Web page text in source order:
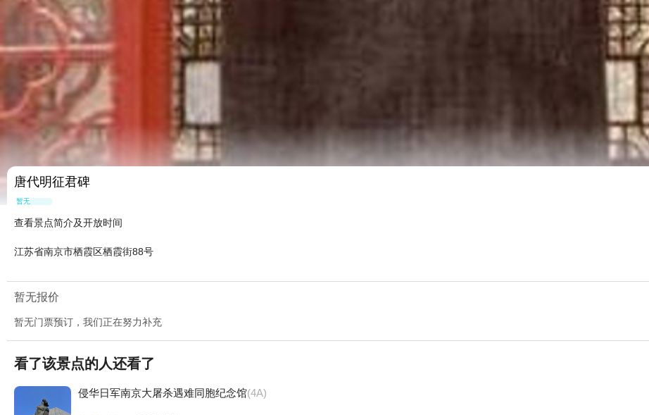
唐代明征君碑
暂无点评
查看景点简介及开放时间
江苏省南京市栖霞区栖霞街88号
暂无报价
暂无门票预订，我们正在努力补充
看了该景点的人还看了
侵华日军南京大屠杀遇难同胞纪念馆(4A)